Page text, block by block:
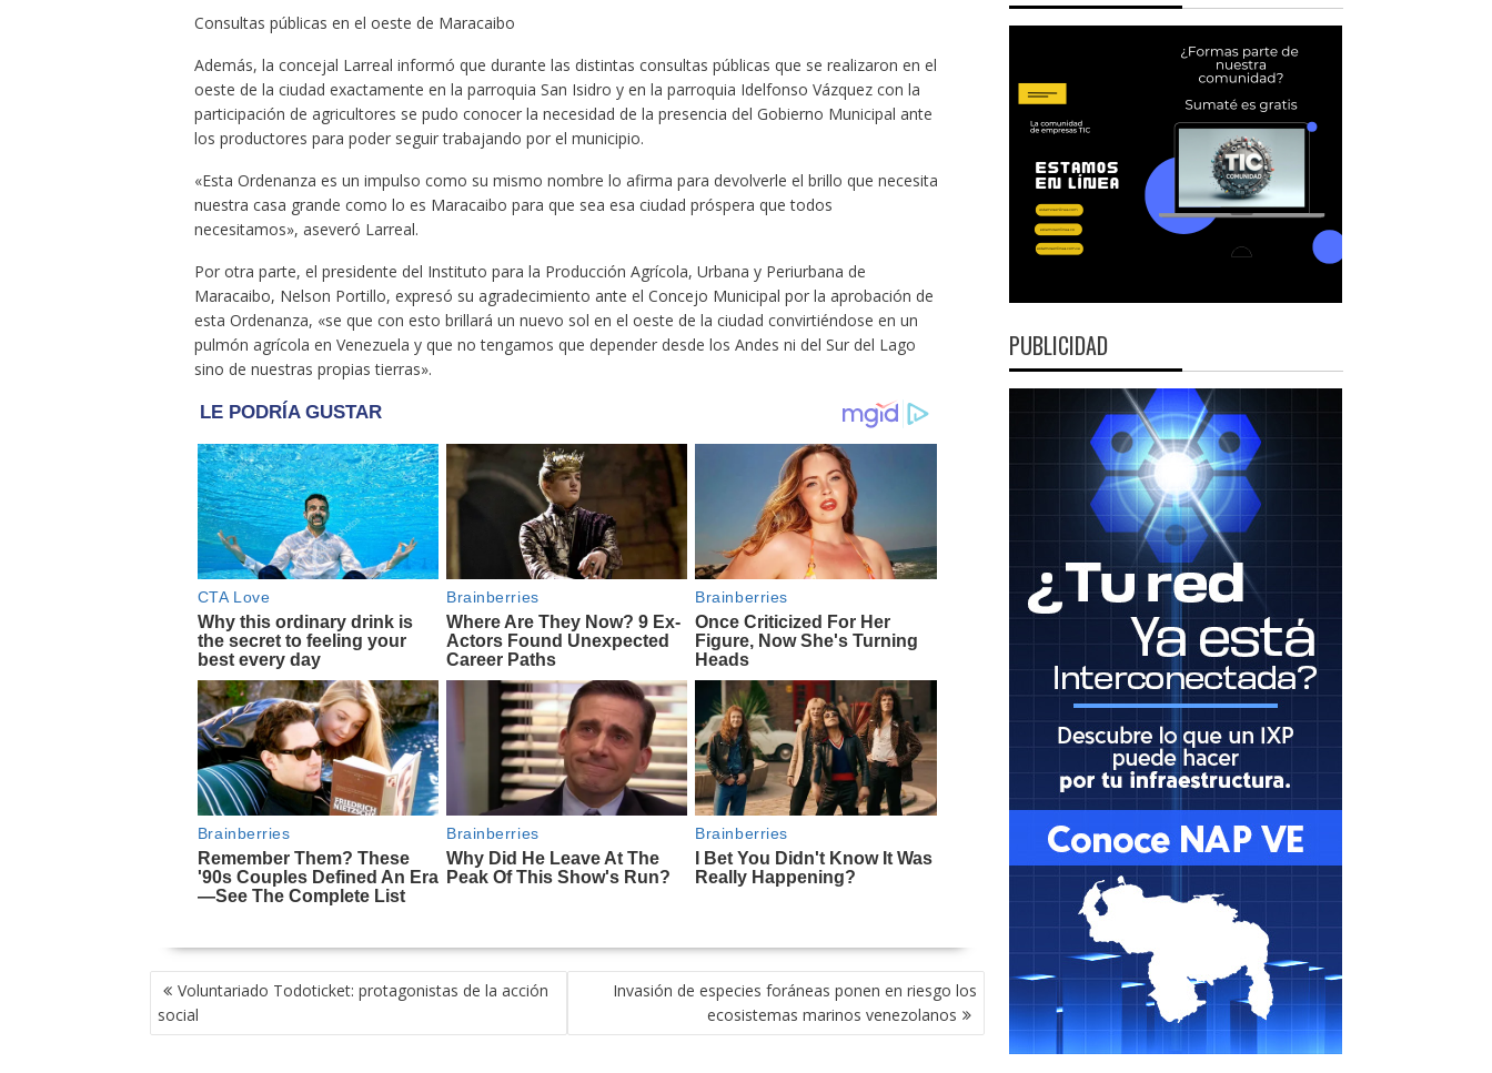
Consultas públicas en el oeste de Maracaibo
Además, la concejal Larreal informó que durante las distintas consultas públicas que se realizaron en el
oeste de la ciudad exactamente en la parroquia San Isidro y en la parroquia Idelfonso Vázquez con la
participación de agricultores se pudo conocer la necesidad de la presencia del Gobierno Municipal ante
los productores para poder seguir trabajando por el municipio.
«Esta Ordenanza es un impulso como su mismo nombre lo afirma para devolverle el brillo que necesita
nuestra casa grande como lo es Maracaibo para que sea esa ciudad próspera que todos
necesitamos», aseveró Larreal.
Por otra parte, el presidente del Instituto para la Producción Agrícola, Urbana y Periurbana de
Maracaibo, Nelson Portillo, expresó su agradecimiento ante el Concejo Municipal por la aprobación de
esta Ordenanza, «se que con esto brillará un nuevo sol en el oeste de la ciudad convirtiéndose en un
pulmón agrícola en Venezuela y que no tengamos que depender desde los Andes ni del Sur del Lago
sino de nuestras propias tierras».
NAVEGACIÓN
DE
ENTRADAS
Voluntariado Todoticket: protagonistas de la acción
social
Invasión de especies foráneas ponen en riesgo los
ecosistemas marinos venezolanos
PUBLICIDAD